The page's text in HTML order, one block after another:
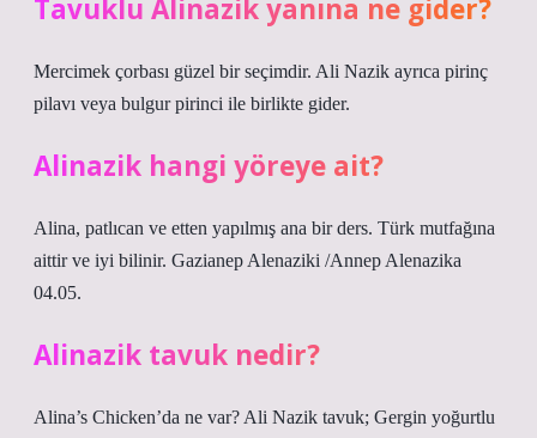
Tavuklu Alinazik yanına ne gider?
Mercimek çorbası güzel bir seçimdir. Ali Nazik ayrıca pirinç
pilavı veya bulgur pirinci ile birlikte gider.
Alinazik hangi yöreye ait?
Alina, patlıcan ve etten yapılmış ana bir ders. Türk mutfağına
aittir ve iyi bilinir. Gazianep Alenaziki /Annep Alenazika
04.05.
Alinazik tavuk nedir?
Alina’s Chicken’da ne var? Ali Nazik tavuk; Gergin yoğurtlu